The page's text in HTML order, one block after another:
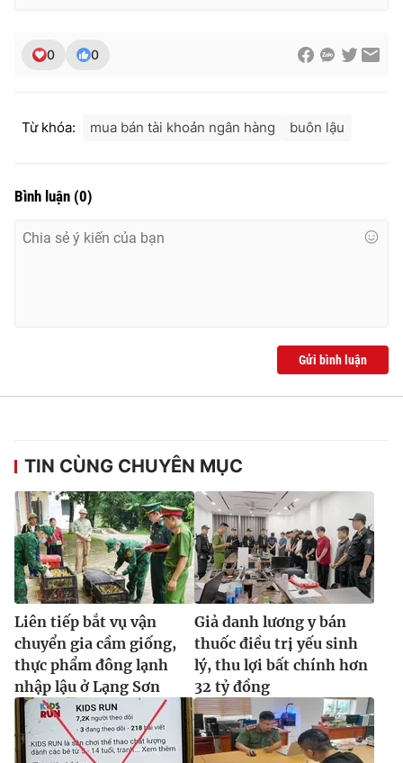
0 0
Từ khóa: mua bán tài khoản ngân hàng buôn lậu
Bình luận (0)
Gửi bình luận
TIN CÙNG CHUYÊN MỤC
Liên tiếp bắt vụ vận
chuyển gia cầm giống,
thực phẩm đông lạnh
nhập lậu ở Lạng Sơn
Giả danh lương y bán
thuốc điều trị yếu sinh
lý, thu lợi bất chính hơn
32 tỷ đồng